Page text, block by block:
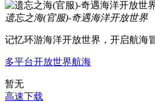
遗忘之海(官服)-奇遇海洋开放世界
记忆环游海洋开放世界，开启航海
多平台开放世界航海
暂无
高速下载